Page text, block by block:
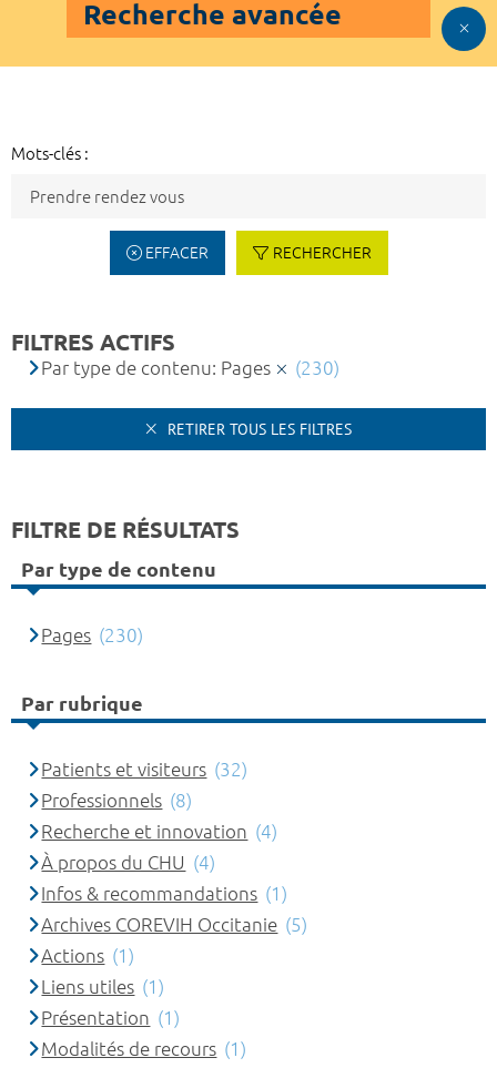
Recherche avancée
Mots-clés :
EFFACER RECHERCHER
FILTRES ACTIFS
Par type de contenu: Pages (230)
RETIRER TOUS LES FILTRES
FILTRE DE RÉSULTATS
Par type de contenu
Pages (230)
Par rubrique
Patients et visiteurs (32)
Professionnels (8)
Recherche et innovation (4)
À propos du CHU (4)
Infos & recommandations (1)
Archives COREVIH Occitanie (5)
Actions (1)
Liens utiles (1)
Présentation (1)
Modalités de recours (1)